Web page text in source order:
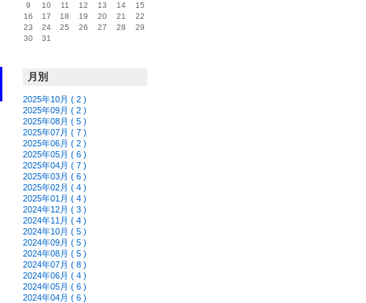
9
10 11 12 13 14
15
16
17 18 19 20 21
22
23
24 25 26 27 28
29
30
31
月別
2025年10月 ( 2 )
2025年09月 ( 2 )
2025年08月 ( 5 )
2025年07月 ( 7 )
2025年06月 ( 2 )
2025年05月 ( 6 )
2025年04月 ( 7 )
2025年03月 ( 6 )
2025年02月 ( 4 )
2025年01月 ( 4 )
2024年12月 ( 3 )
2024年11月 ( 4 )
2024年10月 ( 5 )
2024年09月 ( 5 )
2024年08月 ( 5 )
2024年07月 ( 8 )
2024年06月 ( 4 )
2024年05月 ( 6 )
2024年04月 ( 6 )